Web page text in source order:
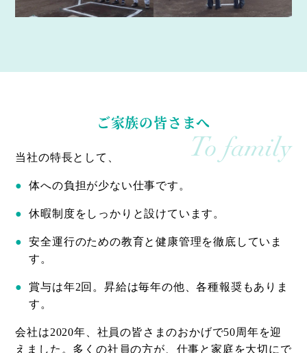
ご家族の皆さまへ
To family
当社の特長として、
体への負担が少ない仕事です。
休暇制度をしっかりと設けています。
安全運行のための教育と健康管理を徹底していま
す。
賞与は年2回。昇給は毎年の他、各種報奨もありま
す。
会社は2020年、社員の皆さまのおかげで50周年を迎
えました。多くの社員の方が、仕事と家庭を大切にで